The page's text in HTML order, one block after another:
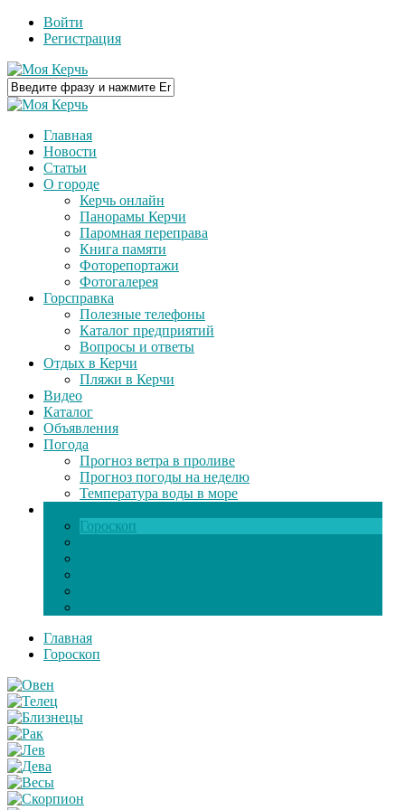
Войти
Регистрация
Главная
Новости
Статьи
О городе
Керчь онлайн
Панорамы Керчи
Паромная переправа
Книга памяти
Фоторепортажи
Фотогалерея
Горсправка
Полезные телефоны
Каталог предприятий
Вопросы и ответы
Отдых в Керчи
Пляжи в Керчи
Видео
Каталог
Объявления
Погода
Прогноз ветра в проливе
Прогноз погоды на неделю
Температура воды в море
Гороскоп
Главная
Гороскоп